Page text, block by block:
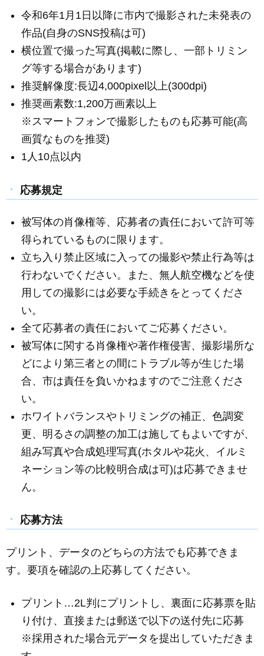
令和6年1月1日以降に市内で撮影された未発表の
作品(自身のSNS投稿は可)
横位置で撮った写真(掲載に際し、一部トリミン
グ等する場合があります)
推奨解像度:長辺4,000pixel以上(300dpi)
推奨画素数:1,200万画素以上
※スマートフォンで撮影したものも応募可能(高
画質なものを推奨)
1人10点以内
応募規定
被写体の肖像権等、応募者の責任において許可等
得られているものに限ります。
立ち入り禁止区域に入っての撮影や禁止行為等は
行わないでください。また、無人航空機などを使
用しての撮影には必要な手続きをとってくださ
い。
全て応募者の責任においてご応募ください。
被写体に関する肖像権や著作権侵害、撮影場所な
どにより第三者との間にトラブル等が生じた場
合、市は責任を負いかねますのでご注意くださ
い。
ホワイトバランスやトリミングの補正、色調変
更、明るさの調整の加工は施してもよいですが、
組み写真や合成処理写真(ホタルや花火、イルミ
ネーション等の比較明合成は可)は応募できませ
ん。
応募方法
プリント、データのどちらの方法でも応募できま
す。要項を確認の上応募してください。
プリント…2L判にプリントし、裏面に応募票を貼
り付け、直接または郵送で以下の送付先に応募
※採用された場合元データを提出していただきま